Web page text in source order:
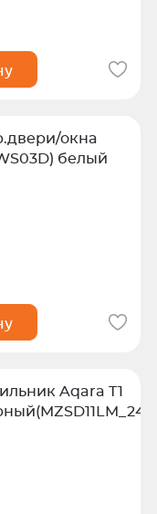
окна
белый
Aqara T1